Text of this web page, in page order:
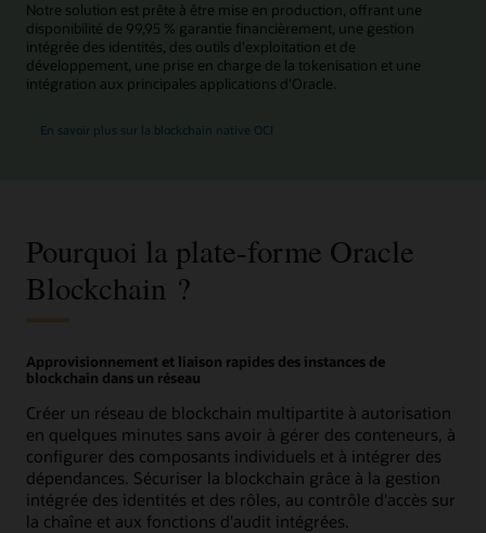
Notre solution est prête à être mise en production, offrant une
disponibilité de 99,95 % garantie financièrement, une gestion
intégrée des identités, des outils d'exploitation et de
développement, une prise en charge de la tokenisation et une
intégration aux principales applications d'Oracle.
En savoir plus sur la blockchain native OCI
Pourquoi la plate-forme Oracle
Blockchain ?
Approvisionnement et liaison rapides des instances de
blockchain dans un réseau
Créer un réseau de blockchain multipartite à autorisation
en quelques minutes sans avoir à gérer des conteneurs, à
configurer des composants individuels et à intégrer des
dépendances. Sécuriser la blockchain grâce à la gestion
intégrée des identités et des rôles, au contrôle d'accès sur
la chaîne et aux fonctions d'audit intégrées.